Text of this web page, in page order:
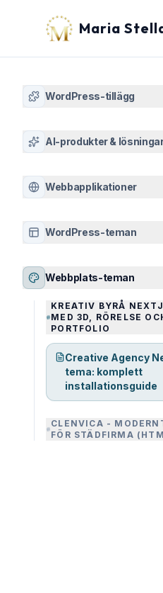
Maria
WordPress-tillägg
AI-produkter &
Webbapplikationer
WordPress-teman
Webbplats-teman
KREATIV BYRÅ
MED 3D, RÖRELSE
PORTFOLIO
Creative Agency
tema: komplett
installationsguide
CLENVICA -
FÖR STÄDFIRMA